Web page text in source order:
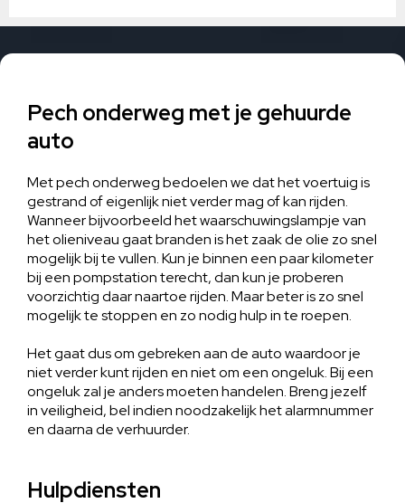
Pech onderweg met je gehuurde
auto
Met pech onderweg bedoelen we dat het voertuig is
gestrand of eigenlijk niet verder mag of kan rijden.
Wanneer bijvoorbeeld het waarschuwingslampje van
het olieniveau gaat branden is het zaak de olie zo snel
mogelijk bij te vullen. Kun je binnen een paar kilometer
bij een pompstation terecht, dan kun je proberen
voorzichtig daar naartoe rijden. Maar beter is zo snel
mogelijk te stoppen en zo nodig hulp in te roepen.
Het gaat dus om gebreken aan de auto waardoor je
niet verder kunt rijden en niet om een ongeluk. Bij een
ongeluk zal je anders moeten handelen. Breng jezelf
in veiligheid, bel indien noodzakelijk het alarmnummer
en daarna de verhuurder.
Hulpdiensten